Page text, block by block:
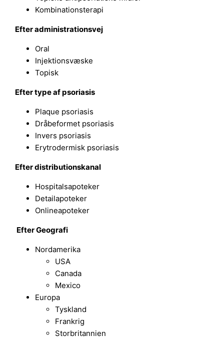
Kombinationsterapi
Efter administrationsvej
Oral
Injektionsvæske
Topisk
Efter type af psoriasis
Plaque psoriasis
Dråbeformet psoriasis
Invers psoriasis
Erytrodermisk psoriasis
Efter distributionskanal
Hospitalsapoteker
Detailapoteker
Onlineapoteker
Efter Geografi
Nordamerika
USA
Canada
Mexico
Europa
Tyskland
Frankrig
Storbritannien